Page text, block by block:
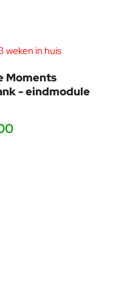
weken in huis
Moments
- eindmodule